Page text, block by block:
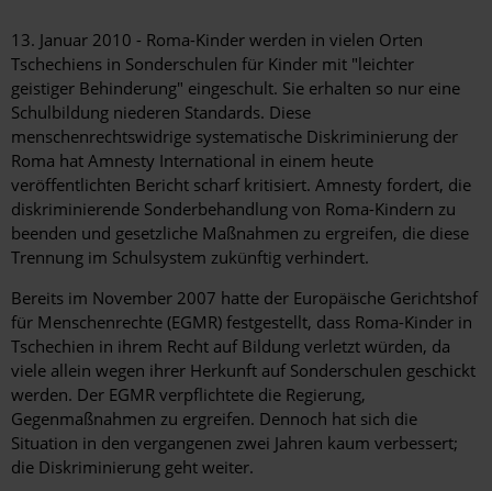
13. Januar 2010 - Roma-Kinder werden in vielen Orten
Tschechiens in Sonderschulen für Kinder mit "leichter
geistiger Behinderung" eingeschult. Sie erhalten so nur eine
Schulbildung niederen Standards. Diese
menschenrechtswidrige systematische Diskriminierung der
Roma hat Amnesty International in einem heute
veröffentlichten Bericht scharf kritisiert. Amnesty fordert, die
diskriminierende Sonderbehandlung von Roma-Kindern zu
beenden und gesetzliche Maßnahmen zu ergreifen, die diese
Trennung im Schulsystem zukünftig verhindert.
Bereits im November 2007 hatte der Europäische Gerichtshof
für Menschenrechte (EGMR) festgestellt, dass Roma-Kinder in
Tschechien in ihrem Recht auf Bildung verletzt würden, da
viele allein wegen ihrer Herkunft auf Sonderschulen geschickt
werden. Der EGMR verpflichtete die Regierung,
Gegenmaßnahmen zu ergreifen. Dennoch hat sich die
Situation in den vergangenen zwei Jahren kaum verbessert;
die Diskriminierung geht weiter.